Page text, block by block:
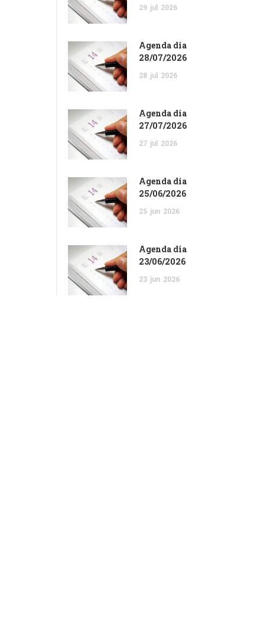
29 jul 2026
Agenda dia
28/07/2026
28 jul 2026
Agenda dia
27/07/2026
27 jul 2026
Agenda dia
25/06/2026
25 jun 2026
Agenda dia
23/06/2026
23 jun 2026